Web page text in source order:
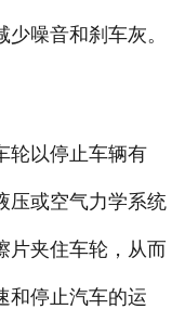
噪音和刹车灰。
轮以停止车辆有
压或空气力学系统
片夹住车轮，从而
和停止汽车的运